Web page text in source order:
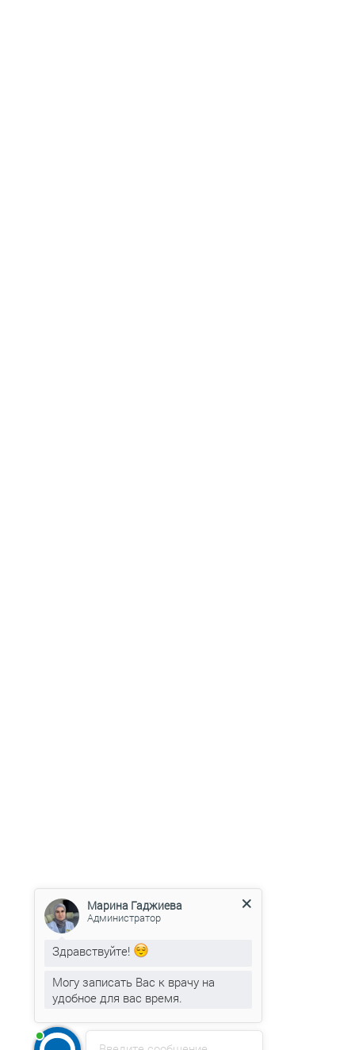
Марина Гаджиева
Администратор
Здравствуйте!
Могу записать Вас к врачу на
удобное для вас время.